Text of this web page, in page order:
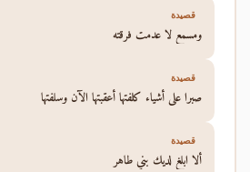
قصيدة
ومسمع لا عدمت فرقته
قصيدة
صبرا على أشياء كلفتها أعقبتها الآن وسلفتها
قصيدة
ألا ابلغ لديك بني طاهر